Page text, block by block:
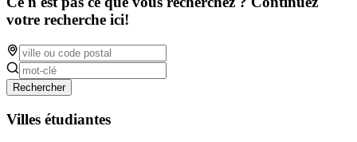
votre recherche ici!
Rechercher
Villes étudiantes